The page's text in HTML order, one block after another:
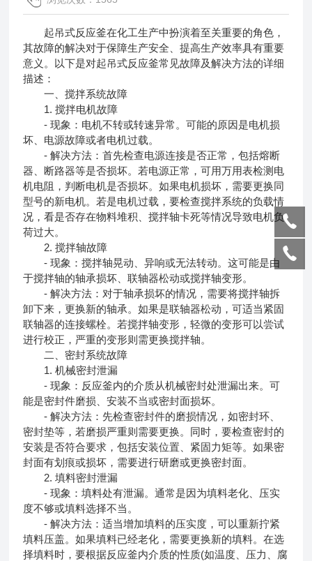
起吊式反应釜在化工生产中扮演着至关重要的角色，
其故障的解决对于保障生产安全、提高生产效率具有重要
意义。以下是对起吊式反应釜常见故障及解决方法的详细
描述：
一、搅拌系统故障
1. 搅拌电机故障
- 现象：电机不转或转速异常。可能的原因是电机损
坏、电源故障或者电机过载。
- 解决方法：首先检查电源连接是否正常，包括熔断
器、断路器等是否损坏。若电源正常，可用万用表检测电
机电阻，判断电机是否损坏。如果电机损坏，需要更换同
型号的新电机。若是电机过载，要检查搅拌系统的负载情
况，看是否存在物料堆积、搅拌轴卡死等情况导致电机负
荷过大。
2. 搅拌轴故障
- 现象：搅拌轴晃动、异响或无法转动。这可能是由
于搅拌轴的轴承损坏、联轴器松动或搅拌轴变形。
- 解决方法：对于轴承损坏的情况，需要将搅拌轴拆
卸下来，更换新的轴承。如果是联轴器松动，可适当紧固
联轴器的连接螺栓。若搅拌轴变形，轻微的变形可以尝试
进行校正，严重的变形则需更换搅拌轴。
二、密封系统故障
1. 机械密封泄漏
- 现象：反应釜内的介质从机械密封处泄漏出来。可
能是密封件磨损、安装不当或密封面损坏。
- 解决方法：先检查密封件的磨损情况，如密封环、
密封垫等，若磨损严重则需要更换。同时，要检查密封的
安装是否符合要求，包括安装位置、紧固力矩等。如果密
封面有划痕或损坏，需要进行研磨或更换密封面。
2. 填料密封泄漏
- 现象：填料处有泄漏。通常是因为填料老化、压实
度不够或填料选择不当。
- 解决方法：适当增加填料的压实度，可以重新拧紧
填料压盖。如果填料已经老化，需要更换新的填料。在选
择填料时，要根据反应釜内介质的性质(如温度、压力、腐